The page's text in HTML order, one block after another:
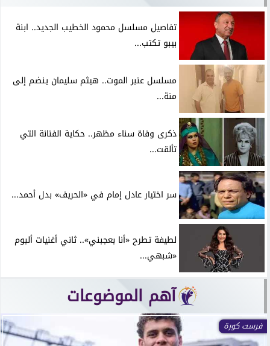
تفاصيل مسلسل محمود الخطيب الجديد.. ابنة
بيبو تكتب...
مسلسل عنبر الموت.. هيثم سليمان ينضم إلى
منة...
ذكرى وفاة سناء مظهر.. حكاية الفنانة التي
تألقت...
سر اختيار عادل إمام في «الحريف» بدل أحمد...
لطيفة تطرح «أنا بعجبني».. ثاني أغنيات ألبوم
«شبهي...
آهم الموضوعات
فرست كورة